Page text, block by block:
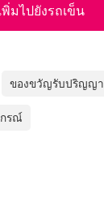
พิ่มไปยังรถเข็น
ของขวัญรับปริญญา
รณ์